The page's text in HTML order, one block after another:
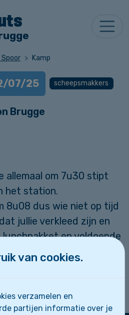
Spoor Kamp
07/25 scheepsmakkers
Brugge
allemaal om 7u30 stipt
het station.
8u08 dus wie niet op tijd
jullie verkleed zijn en
en voldoende
van cookies.
verzamelen en
partijen informatie over je